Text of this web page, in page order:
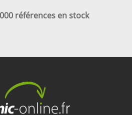
références en stock